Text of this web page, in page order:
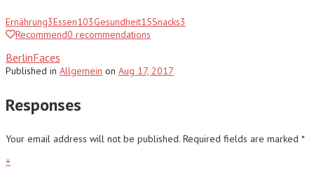
Ernährung3Essen103Gesundheit15Snacks3
Recommend0 recommendations
BerlinFaces
Published in Allgemein on Aug 17, 2017
Responses
Your email address will not be published. Required fields are marked *
+